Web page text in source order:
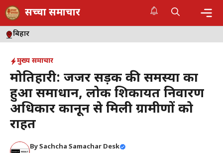
Skip
to
content
सच्चा समाचार
बिहार
मुख्य समाचार
मोतिहारी: जर्जर सड़क की समस्या का
हुआ समाधान, लोक शिकायत निवारण
अधिकार कानून से मिली ग्रामीणों को
राहत
BySachcha Samachar Desk